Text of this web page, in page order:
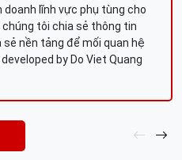
lĩnh vực phụ tùng cho
tôi chia sẻ thông tin
sẻ nền tảng để mối quan hệ
by Do Viet Quang